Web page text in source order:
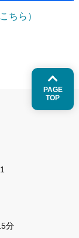
ちら）
PAGE
TOP
分